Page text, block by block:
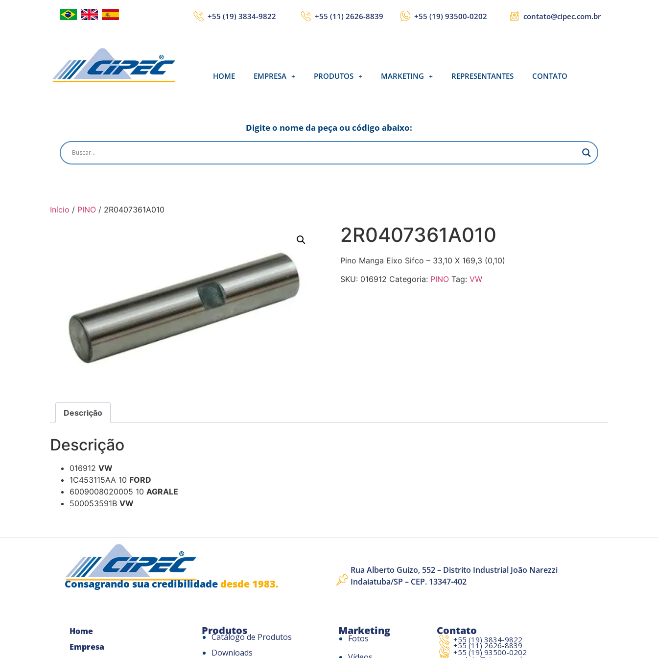
+55 (19) 3834-9822 +55 (11) 2626-8839 +55 (19) 93500-0202 contato@cipec.com.br
HOME EMPRESA PRODUTOS MARKETING REPRESENTANTES CONTATO
Digite o nome da peça ou código abaixo:
Início / PINO / 2R0407361A010
2R0407361A010
Pino Manga Eixo Sifco – 33,10 X 169,3 (0,10)
SKU: 016912 Categoria: PINO Tag: VW
Descrição
Descrição
016912 VW
1C453115AA 10 FORD
6009008020005 10 AGRALE
500053591B VW
Consagrando sua credibilidadedesde 1983.
Rua Alberto Guizo, 552 – Distrito Industrial João Narezzi
Indaiatuba/SP – CEP. 13347-402
Home
Empresa
Produtos
Catálogo de Produtos
Downloads
Marketing
Fotos
Contato
+55 (19) 3834-9822
+55 (11) 2626-8839
+55 (19) 93500-0202